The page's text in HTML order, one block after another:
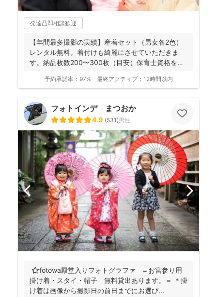
発達凸凹相談歓迎
【年間最多撮影の実績】産着セット（男女各2色）
レンタル無料。着付けも綺麗にさせていただきま
す。納品枚数200〜300枚（目安）保育士資格を持
予約承諾率： 97% 最終アクティブ： 12時間以内
フォトインデ まつおか
4.9 (531)男性
⭐️fotowa殿堂入りフォトグラファ ＝お宮参り用
掛け着・スタイ・帽子 無料貸出あります。＝ ＊掛
け着は画像から撮影日の前日までにお選び...